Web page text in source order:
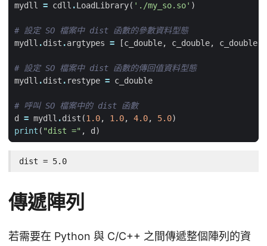
mydll = cdll .LoadLibrary( './my_so.so' )
# 設定 SO 檔案中 dist 函數的參數資料型態
mydll .dist .argtypes = [c_double, c_double, c_double
# 設定 SO 檔案中 dist 函數的傳回值資料型態
mydll .dist . restype = c_double
# 呼叫 SO 檔案中的 dist 函數
d
= mydll .dist (1.0, 1.0, 4.0, 5.0)
print ( "dist =" , d )
dist = 5.0
傳遞陣列
若需要在 Python 與 C/C++ 之間傳遞整個陣列的資